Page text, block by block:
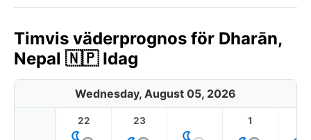
Timvis väderprognos för Dharān,
Nepal 🇳🇵 Idag
Wednesday, August 05, 2026
22 23 1